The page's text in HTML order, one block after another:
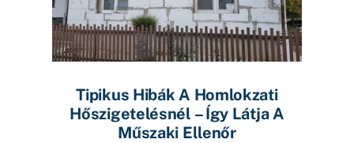
Tipikus Hibák A Homlokzati
Hőszigetelésnél – Így Látja A
Műszaki Ellenőr